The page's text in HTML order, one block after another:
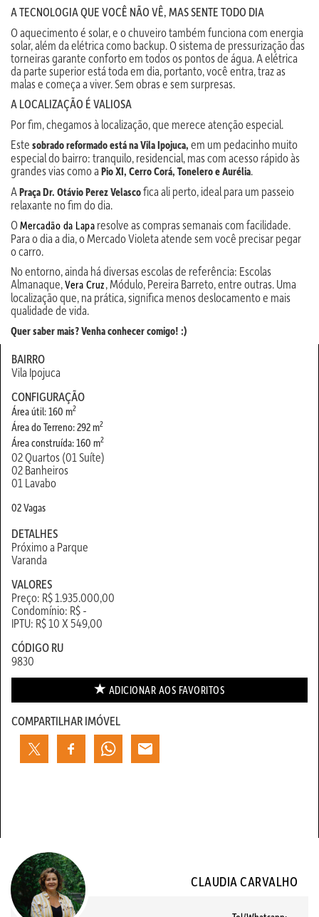
A TECNOLOGIA QUE VOCÊ NÃO VÊ, MAS SENTE TODO DIA
O aquecimento é solar, e o chuveiro também funciona com energia
solar, além da elétrica como backup. O sistema de pressurização das
torneiras garante conforto em todos os pontos de água. A elétrica
da parte superior está toda em dia, portanto, você entra, traz as
malas e começa a viver. Sem obras e sem surpresas.
A LOCALIZAÇÃO É VALIOSA
Por fim, chegamos à localização, que merece atenção especial.
Este sobrado reformado está na Vila Ipojuca, em um pedacinho muito
especial do bairro: tranquilo, residencial, mas com acesso rápido às
grandes vias como a Pio XI, Cerro Corá, Tonelero e Aurélia.
APraça Dr. Otávio Perez Velascofica ali perto, ideal para um passeio
relaxante no fim do dia.
OMercadão da Lapa resolve as compras semanais com facilidade.
Para o dia a dia, o Mercado Violeta atende sem você precisar pegar
o carro.
No entorno, ainda há diversas escolas de referência: Escolas
Almanaque,Vera Cruz, Módulo, Pereira Barreto, entre outras. Uma
localização que, na prática, significa menos deslocamento e mais
qualidade de vida.
Quer saber mais? Venha conhecer comigo! :)
BAIRRO
Vila Ipojuca
CONFIGURAÇÃO
Área útil: 160 m2
Área do Terreno: 292 m2
Área construída: 160 m2
02 Quartos (01 Suíte)
02 Banheiros
01 Lavabo
02 Vagas
DETALHES
Próximo a Parque
Varanda
VALORES
Preço: R$ 1.935.000,00
Condomínio: R$ -
IPTU: R$ 10 X 549,00
CÓDIGO RU
9830
ADICIONAR AOS FAVORITOS
COMPARTILHAR IMÓVEL
CLAUDIA CARVALHO